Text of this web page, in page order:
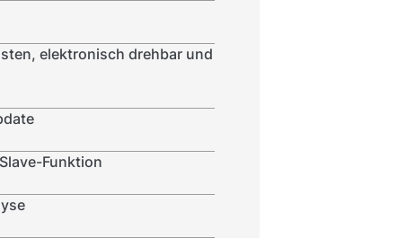
elektronisch drehbar und
Funktion